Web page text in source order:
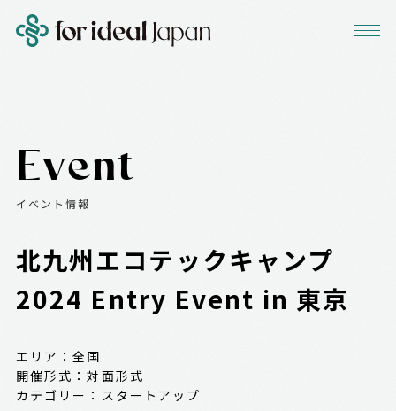
Event
イベント情報
北九州エコテックキャンプ
2024 Entry Event in 東京
エリア：全国
開催形式：対面形式
カテゴリー： スタートアップ